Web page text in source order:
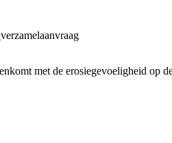
met de erosiegevoeligheid op